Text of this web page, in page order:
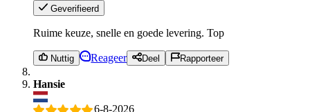
Geverifieerd
Ruime keuze, snelle en goede levering. Top
Nuttig Reageer Deel Rapporteer
Hansie
6-8-2026